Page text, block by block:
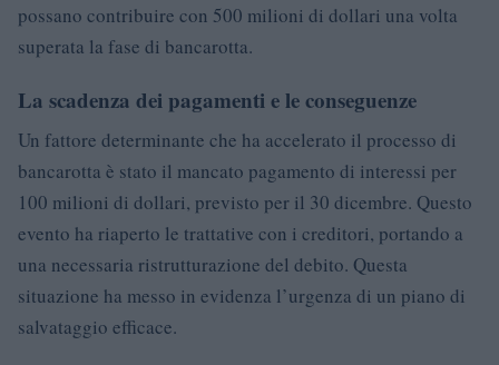
possano contribuire con 500 milioni di dollari una volta
superata la fase di bancarotta.
La scadenza dei pagamenti e le conseguenze
Un fattore determinante che ha accelerato il processo di
bancarotta è stato il mancato pagamento di interessi per
100 milioni di dollari, previsto per il 30 dicembre. Questo
evento ha riaperto le trattative con i creditori, portando a
una necessaria ristrutturazione del debito. Questa
situazione ha messo in evidenza l’urgenza di un piano di
salvataggio efficace.